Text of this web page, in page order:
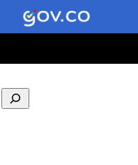
contenido